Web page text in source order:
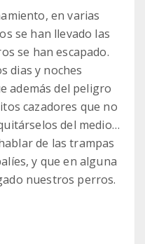
en varias
se han llevado las
se han escapado.
dias y noches
además del peligro
cazadores que no
del medio…
de las trampas
y que en alguna
nuestros perros.